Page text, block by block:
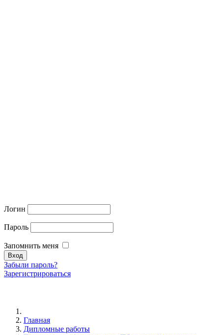
Логин
Пароль
Запомнить меня
Забыли пароль?
Зарегистрироваться
Главная
Дипломные работы